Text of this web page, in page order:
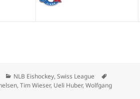
Kategorien
NLB Eishockey,Swiss League
,Tim Wieser, Ueli Huber,Wolfgang